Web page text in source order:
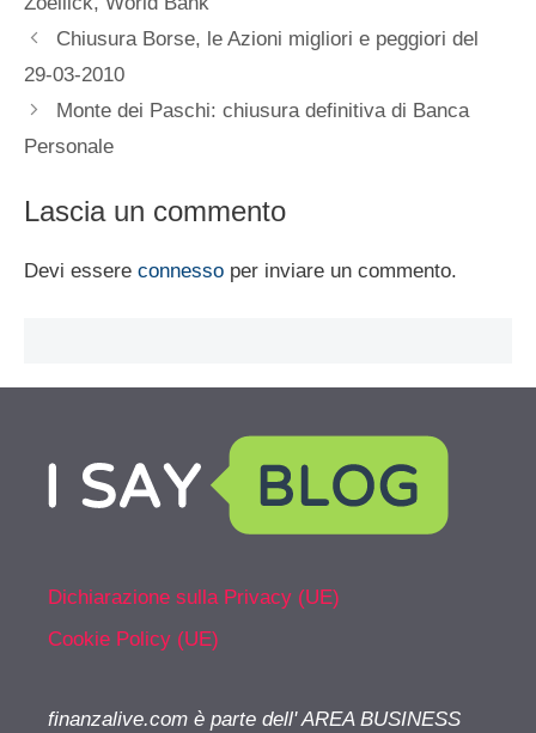
Chiusura Borse, le Azioni migliori e peggiori del
29-03-2010
Monte dei Paschi: chiusura definitiva di Banca
Personale
Lascia un commento
Devi essere connesso per inviare un commento.
Dichiarazione sulla Privacy (UE)
Cookie Policy (UE)
finanzalive.com è parte dell' AREA BUSINESS